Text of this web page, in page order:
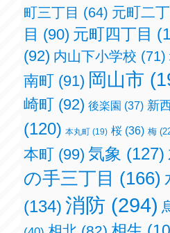
町三丁目 (64) 元町二
目 (90) 元町四丁目
(92) 内山下小学校 (71)
南町(91) 岡山市
崎町(92) 後楽園 (37) 新
(120) 本丸町(19) 桜(36) 梅
本町(99) 気象 (127)
の手三丁目 (166)
(134) 消防 (294)